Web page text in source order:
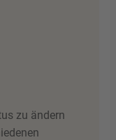
zu ändern